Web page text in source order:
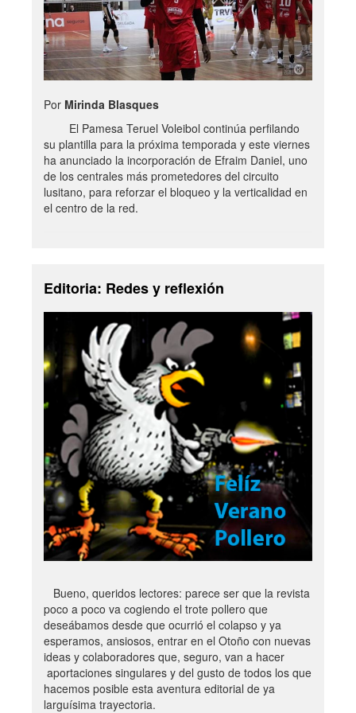
Por Mirinda Blasques
El Pamesa Teruel Voleibol continúa perfilando
su plantilla para la próxima temporada y este viernes
ha anunciado la incorporación de Efraim Daniel, uno
de los centrales más prometedores del circuito
lusitano, para reforzar el bloqueo y la verticalidad en
el centro de la red.
Editoria: Redes y reflexión
Bueno, queridos lectores: parece ser que la revista
poco a poco va cogiendo el trote pollero que
deseábamos desde que ocurrió el colapso y ya
esperamos, ansiosos, entrar en el Otoño con nuevas
ideas y colaboradores que, seguro, van a hacer
aportaciones singulares y del gusto de todos los que
hacemos posible esta aventura editorial de ya
larguísima trayectoria.